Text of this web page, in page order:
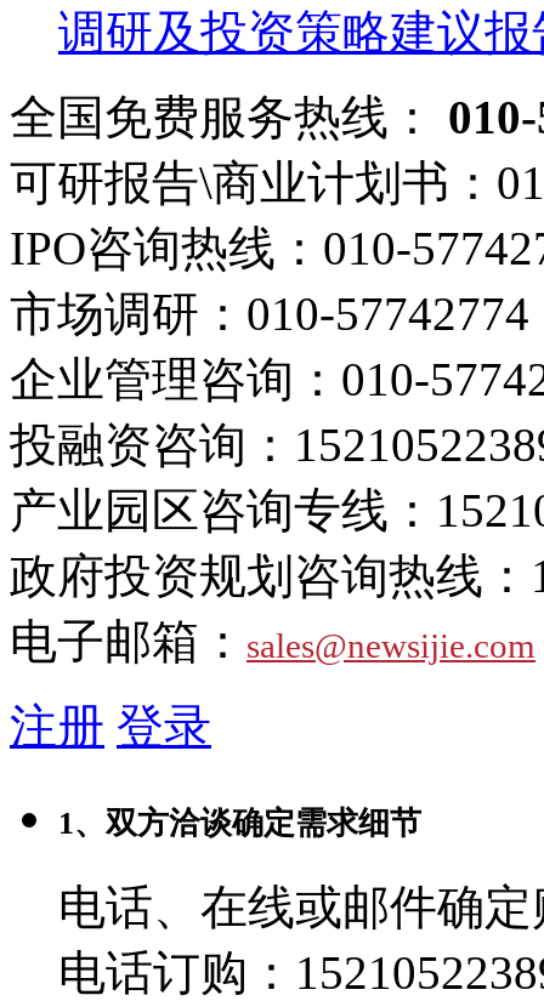
调研及投资策略建议报
全国免费服务热线：
可研报告\商业计划书：
IPO咨询热线： 010-
市场调研： 010-57742774
企业管理咨询： 010-
投融资咨询：
产业园区咨询专线：
政府投资规划咨询热线：
电子邮箱： sales@newsijie.com
注册 登录
1、双方洽谈确定需求细节
电话、在线或邮件确
电话订购：